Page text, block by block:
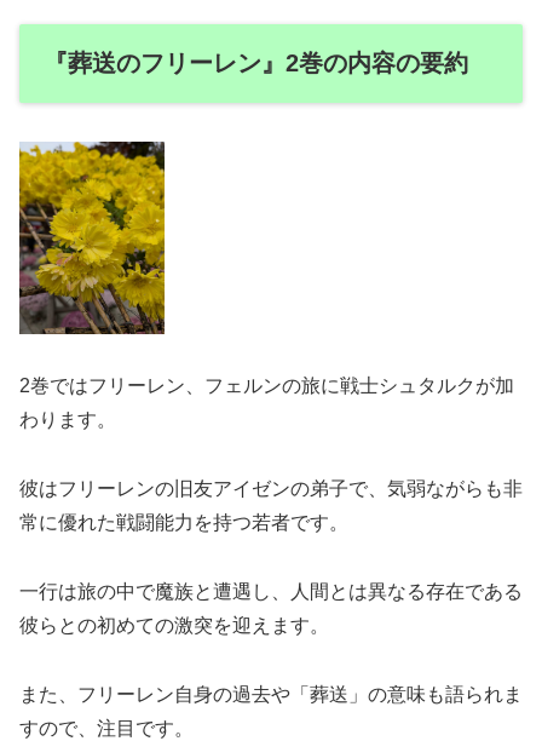
『葬送のフリーレン』2巻の内容の要約
2巻ではフリーレン、フェルンの旅に戦士シュタルクが加
わります。
彼はフリーレンの旧友アイゼンの弟子で、気弱ながらも非
常に優れた戦闘能力を持つ若者です。
一行は旅の中で魔族と遭遇し、人間とは異なる存在である
彼らとの初めての激突を迎えます。
また、フリーレン自身の過去や「葬送」の意味も語られま
すので、注目です。